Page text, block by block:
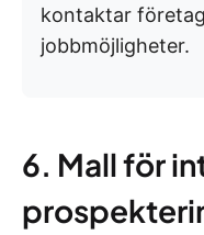
kontaktar
jobbmöjligheter.
6. Mall för